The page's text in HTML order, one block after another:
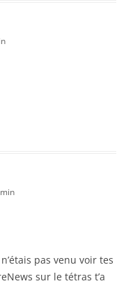
pas venu voir tes
sur le tétras t’a